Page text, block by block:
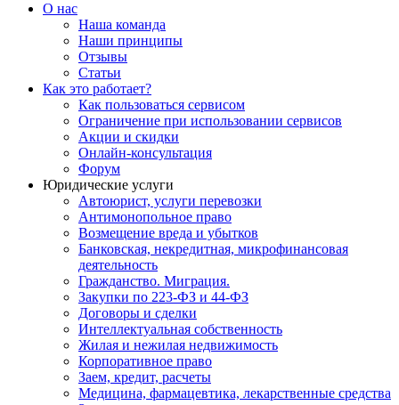
О нас
Наша команда
Наши принципы
Отзывы
Статьи
Как это работает?
Как пользоваться сервисом
Ограничение при использовании сервисов
Акции и скидки
Онлайн-консультация
Форум
Юридические услуги
Автоюрист, услуги перевозки
Антимонопольное право
Возмещение вреда и убытков
Банковская, некредитная, микрофинансовая
деятельность
Гражданство. Миграция.
Закупки по 223-ФЗ и 44-ФЗ
Договоры и сделки
Интеллектуальная собственность
Жилая и нежилая недвижимость
Корпоративное право
Заем, кредит, расчеты
Медицина, фармацевтика, лекарственные средства